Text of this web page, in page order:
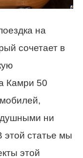
на
сочетает в
Камри 50
ни
этой статье мы
этой